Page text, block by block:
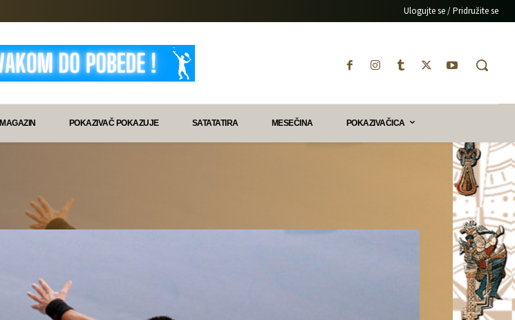
Ulogujte se / Pridružite se
MAGAZIN POKAZIVAČ POKAZUJE SATATATIRA MESEČINA POKAZIVAČICA